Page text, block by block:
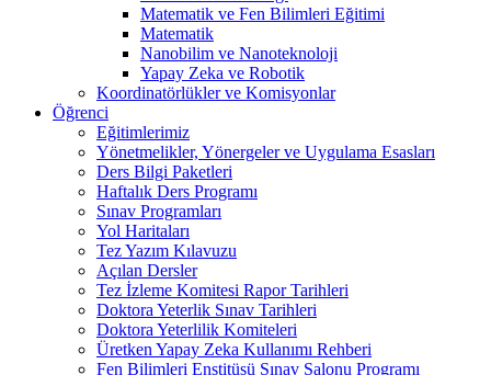
Matematik ve Fen Bilimleri Eğitimi
Matematik
Nanobilim ve Nanoteknoloji
Yapay Zeka ve Robotik
Koordinatörlükler ve Komisyonlar
Öğrenci
Eğitimlerimiz
Yönetmelikler, Yönergeler ve Uygulama Esasları
Ders Bilgi Paketleri
Haftalık Ders Programı
Sınav Programları
Yol Haritaları
Tez Yazım Kılavuzu
Açılan Dersler
Tez İzleme Komitesi Rapor Tarihleri
Doktora Yeterlik Sınav Tarihleri
Doktora Yeterlilik Komiteleri
Üretken Yapay Zeka Kullanımı Rehberi
Fen Bilimleri Enstitüsü Sınav Salonu Programı